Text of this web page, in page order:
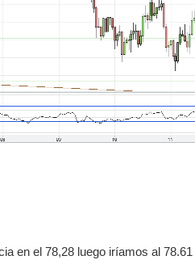
en el 78,28 luego iríamos al 78.61